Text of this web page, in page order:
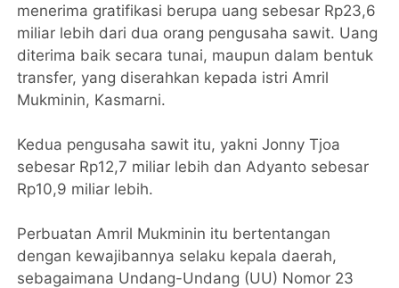
menerima gratifikasi berupa uang sebesar Rp23,6
miliar lebih dari dua orang pengusaha sawit. Uang
diterima baik secara tunai, maupun dalam bentuk
transfer, yang diserahkan kepada istri Amril
Mukminin, Kasmarni.
Kedua pengusaha sawit itu, yakni Jonny Tjoa
sebesar Rp12,7 miliar lebih dan Adyanto sebesar
Rp10,9 miliar lebih.
Perbuatan Amril Mukminin itu bertentangan
dengan kewajibannya selaku kepala daerah,
sebagaimana Undang-Undang (UU) Nomor 23